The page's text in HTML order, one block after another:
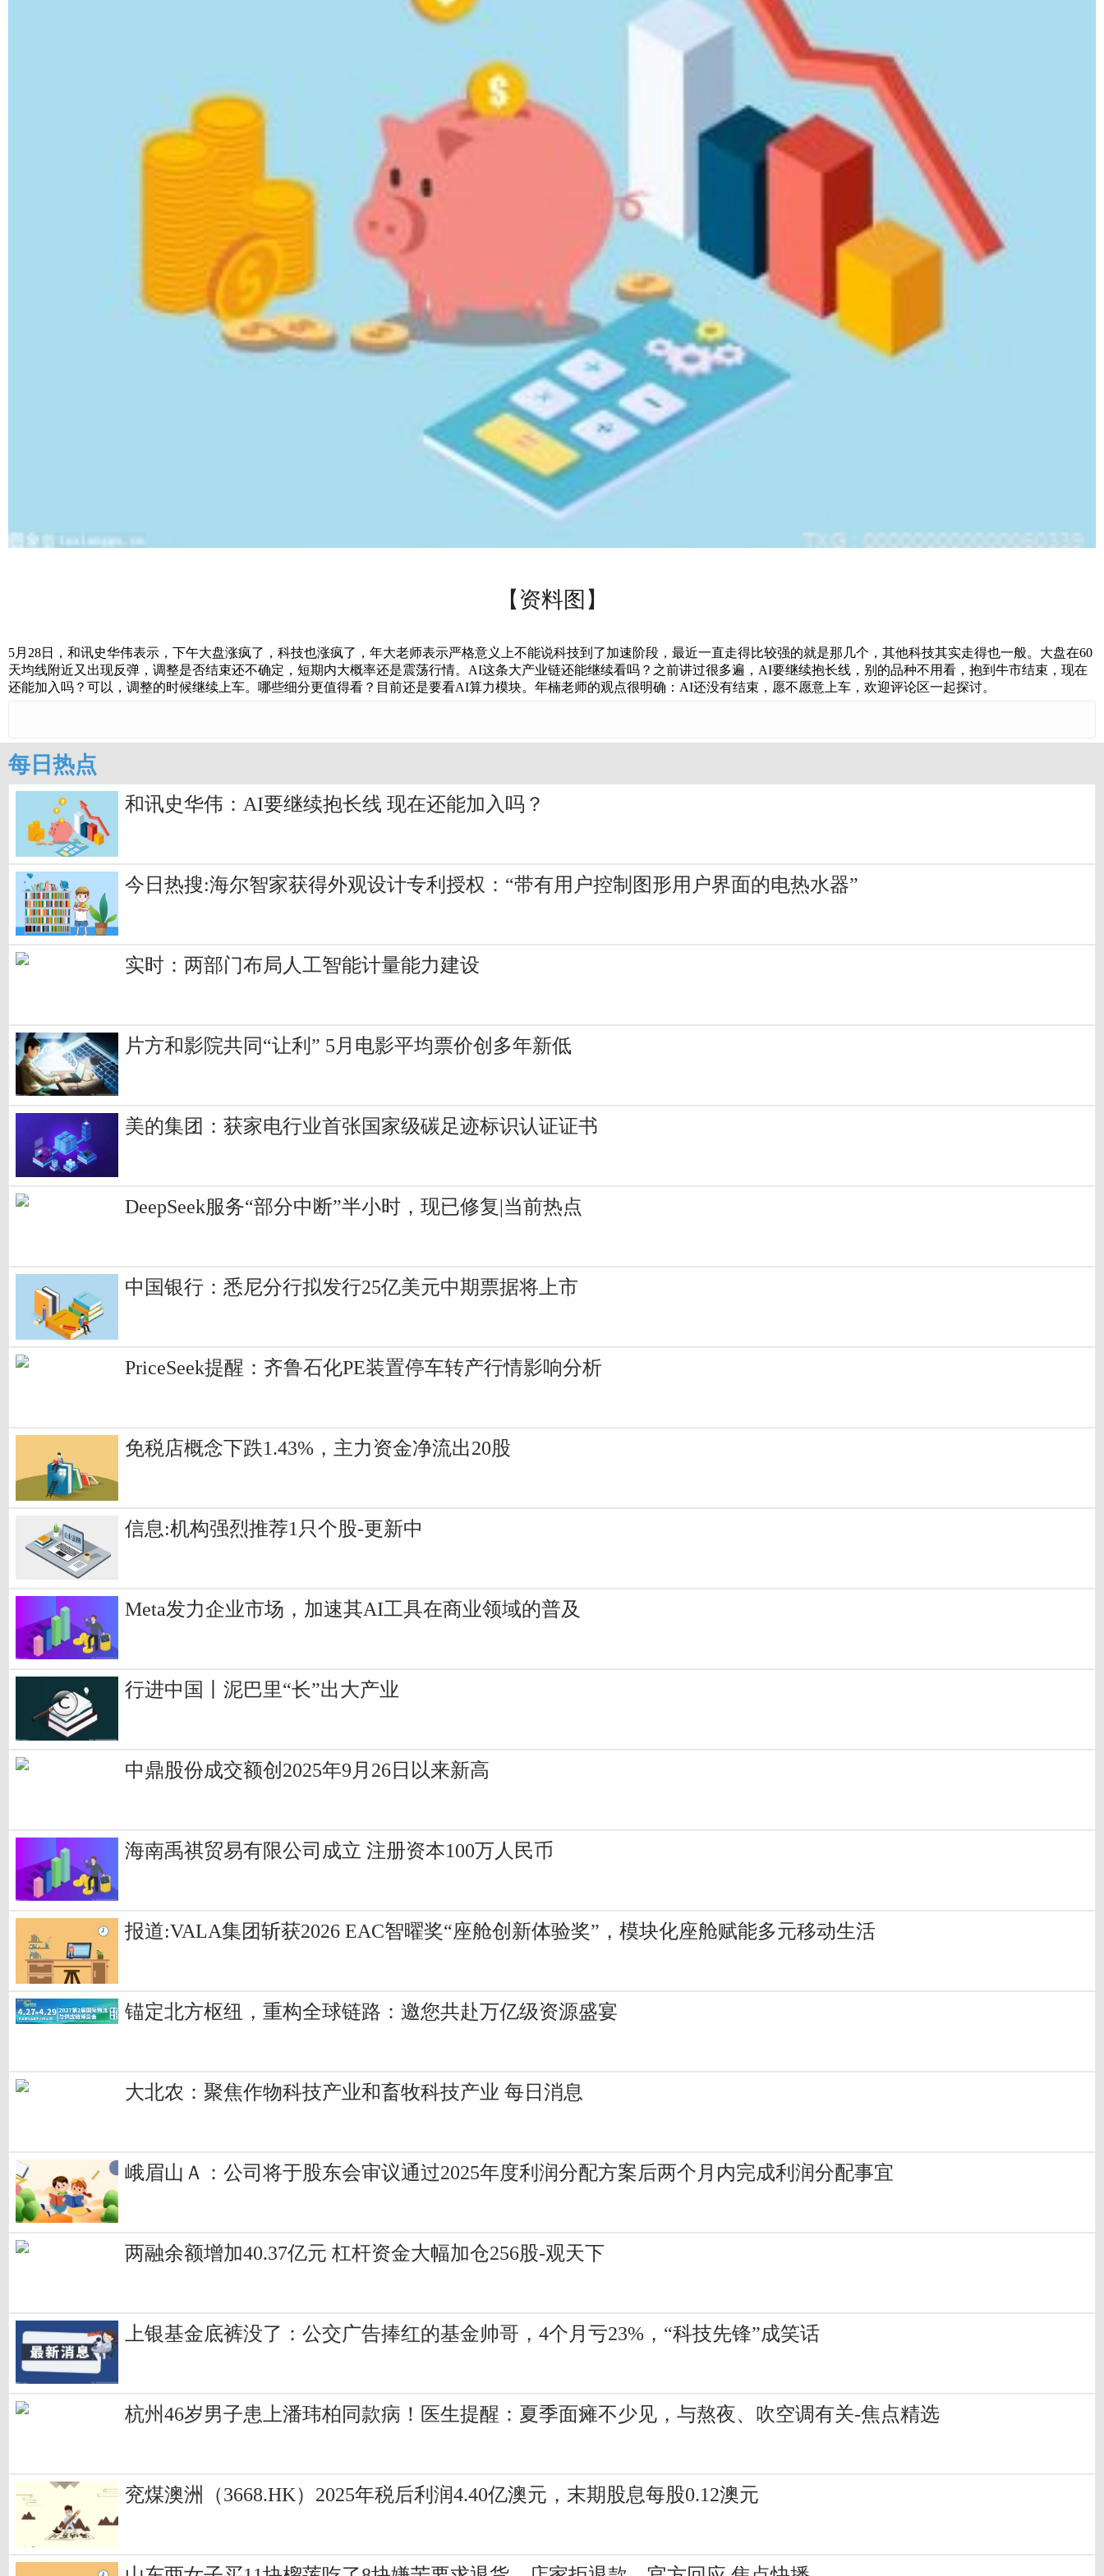
【资料图】
5月28日，和讯史华伟表示，下午大盘涨疯了，科技也涨疯了，年大老师表示严格意义上不能说科技到了加速阶段，最近一直走得比较强的就是那几个，其他科技其实走得也一般。大盘在60
天均线附近又出现反弹，调整是否结束还不确定，短期内大概率还是震荡行情。AI这条大产业链还能继续看吗？之前讲过很多遍，AI要继续抱长线，别的品种不用看，抱到牛市结束，现在
还能加入吗？可以，调整的时候继续上车。哪些细分更值得看？目前还是要看AI算力模块。年楠老师的观点很明确：AI还没有结束，愿不愿意上车，欢迎评论区一起探讨。
每日热点
和讯史华伟：AI要继续抱长线 现在还能加入吗？
今日热搜:海尔智家获得外观设计专利授权：“带有用户控制图形用户界面的电热水器”
实时：两部门布局人工智能计量能力建设
片方和影院共同“让利” 5月电影平均票价创多年新低
美的集团：获家电行业首张国家级碳足迹标识认证证书
DeepSeek服务“部分中断”半小时，现已修复|当前热点
中国银行：悉尼分行拟发行25亿美元中期票据将上市
PriceSeek提醒：齐鲁石化PE装置停车转产行情影响分析
免税店概念下跌1.43%，主力资金净流出20股
信息:机构强烈推荐1只个股-更新中
Meta发力企业市场，加速其AI工具在商业领域的普及
行进中国丨泥巴里“长”出大产业
中鼎股份成交额创2025年9月26日以来新高
海南禹祺贸易有限公司成立 注册资本100万人民币
报道:VALA集团斩获2026 EAC智曜奖“座舱创新体验奖”，模块化座舱赋能多元移动生活
锚定北方枢纽，重构全球链路：邀您共赴万亿级资源盛宴
大北农：聚焦作物科技产业和畜牧科技产业 每日消息
峨眉山Ａ：公司将于股东会审议通过2025年度利润分配方案后两个月内完成利润分配事宜
两融余额增加40.37亿元 杠杆资金大幅加仓256股-观天下
上银基金底裤没了：公交广告捧红的基金帅哥，4个月亏23%，“科技先锋”成笑话
杭州46岁男子患上潘玮柏同款病！医生提醒：夏季面瘫不少见，与熬夜、吹空调有关-焦点精选
兖煤澳洲（3668.HK）2025年税后利润4.40亿澳元，末期股息每股0.12澳元